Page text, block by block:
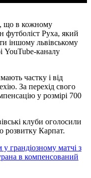
що в кожному
футболіст Руха, який
іншому львівському
YouTube-каналу
частку і від
За перехід свого
у розмірі 700
клуби оголосили
розвитку Карпат.
грандіозному матчі з
в компенсований